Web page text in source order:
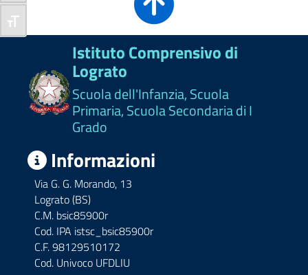
Attiva/disattiva dimensione testo
Istituto Comprensivo di
Lograto
Scuola dell'Infanzia, Scuola
Primaria, Scuola Secondaria di I
Grado
Informazioni
Via G. G. Morando, 13
Lograto (BS)
C.M. bsic85900r
Cod. IPA istsc_bsic85900r
C.F. 98129510172
Cod. Univoco UFDLIU